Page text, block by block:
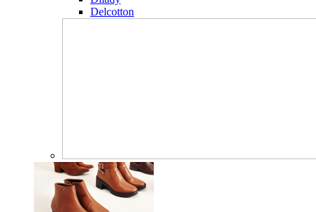
Delcotton